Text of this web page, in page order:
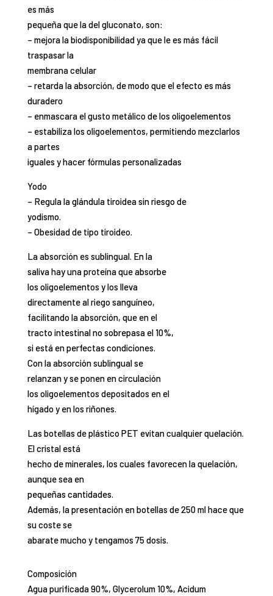
es más
pequeña que la del gluconato, son:
– mejora la biodisponibilidad ya que le es más fácil
traspasar la
membrana celular
– retarda la absorción, de modo que el efecto es más
duradero
– enmascara el gusto metálico de los oligoelementos
– estabiliza los oligoelementos, permitiendo mezclarlos
a partes
iguales y hacer fórmulas personalizadas
Yodo
– Regula la glándula tiroidea sin riesgo de
yodismo.
– Obesidad de tipo tiroideo.
La absorción es sublingual. En la
saliva hay una proteína que absorbe
los oligoelementos y los lleva
directamente al riego sanguíneo,
facilitando la absorción, que en el
tracto intestinal no sobrepasa el 10%,
si está en perfectas condiciones.
Con la absorción sublingual se
relanzan y se ponen en circulación
los oligoelementos depositados en el
hígado y en los riñones.
Las botellas de plástico PET evitan cualquier quelación.
El cristal está
hecho de minerales, los cuales favorecen la quelación,
aunque sea en
pequeñas cantidades.
Además, la presentación en botellas de 250 ml hace que
su coste se
abarate mucho y tengamos 75 dosis.
Composición
Agua purificada 90%, Glycerolum 10%, Acidum